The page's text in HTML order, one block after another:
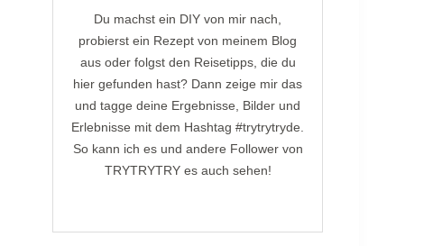
Du machst ein DIY von mir nach,
probierst ein Rezept von meinem Blog
aus oder folgst den Reisetipps, die du
hier gefunden hast? Dann zeige mir das
und tagge deine Ergebnisse, Bilder und
Erlebnisse mit dem Hashtag #trytrytryde.
So kann ich es und andere Follower von
TRYTRYTRY es auch sehen!